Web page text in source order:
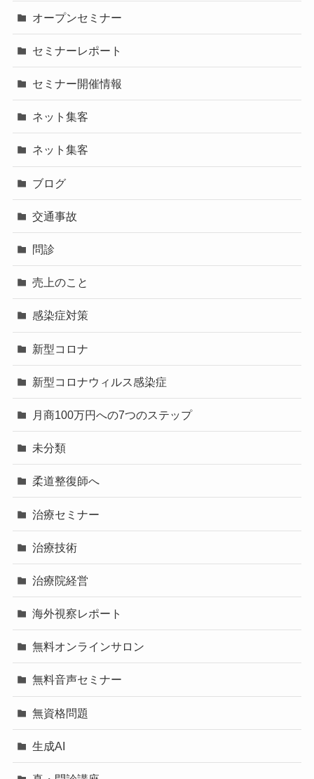
オープンセミナー
セミナーレポート
セミナー開催情報
ネット集客
ネット集客
ブログ
交通事故
問診
売上のこと
感染症対策
新型コロナ
新型コロナウィルス感染症
月商100万円への7つのステップ
未分類
柔道整復師へ
治療セミナー
治療技術
治療院経営
海外視察レポート
無料オンラインサロン
無料音声セミナー
無資格問題
生成AI